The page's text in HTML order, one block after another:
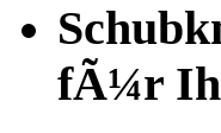
fÃ¼r